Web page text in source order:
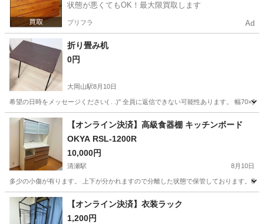
状態が悪くてもOK！最大限買取します
プリフラ Ad
折り畳み机
0円
大岡山駅8月10日
希望の日時をメッセージください( . .)" 全員に返信できない可能性あります。 幅70×奥
東京 大田区 大岡山駅 オフィス用家具
【オンライン決済】高級食器棚 キッチンボード
OKYA RSL-1200R
10,000円
清瀬駅 8月10日
多少の小傷が有ります。 上下が分かれますので分離した状態で保管しております。機
東京 東久留米市 清瀬駅 収納家具
【オンライン決済】衣装ラック
1,200円